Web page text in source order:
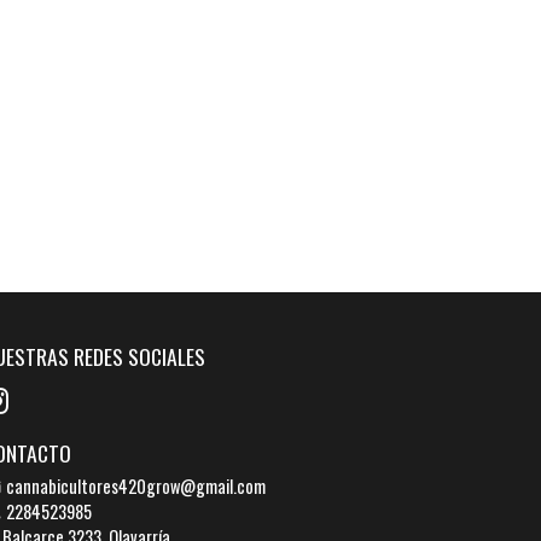
REDES SOCIALES
cannabicultores420grow@gmail.com
2284523985